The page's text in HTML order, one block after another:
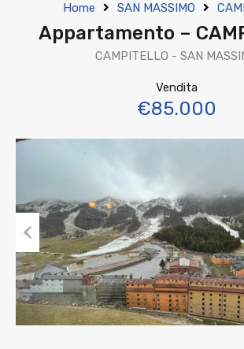
Home SAN MASSIMO
Appartamento –
CAMPITELLO - SAN
Vendita
€85.000
Previous